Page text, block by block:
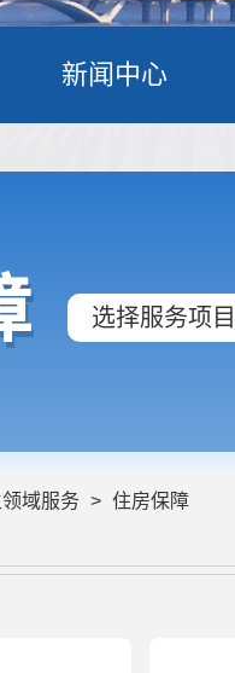
新闻中心
选择服务项目
领域服务 > 住房保障